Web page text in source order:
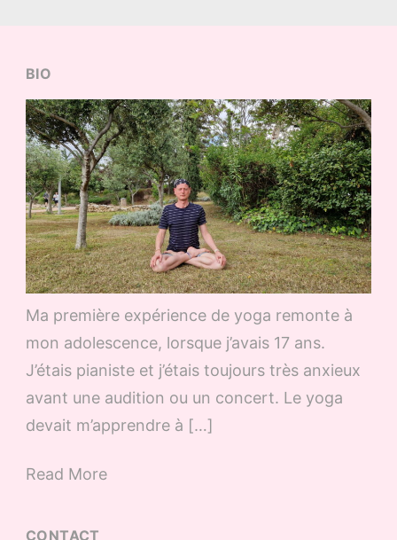
BIO
Ma première expérience de yoga remonte à
mon adolescence, lorsque j’avais 17 ans.
J’étais pianiste et j’étais toujours très anxieux
avant une audition ou un concert. Le yoga
devait m’apprendre à […]
Read More
CONTACT